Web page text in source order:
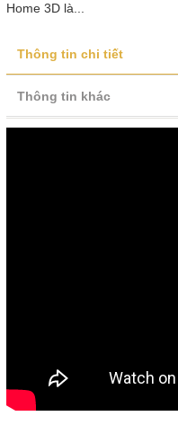
Home 3D là...
Thông tin chi tiết
Thông tin khác